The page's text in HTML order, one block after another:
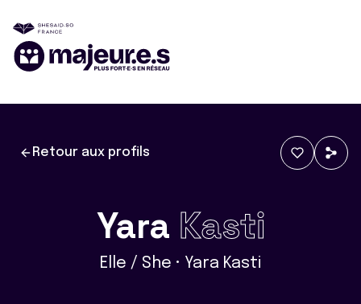
Retour aux profils
Yara Kasti
Elle / She • Yara Kasti